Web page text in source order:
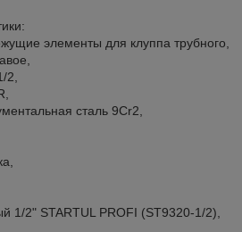
элементы для клуппа трубного,
2,
сталь 9Cr2,
1/2" STARTUL PROFI (ST9320-1/2),